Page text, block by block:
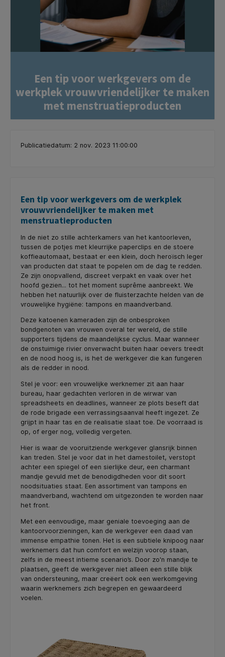
Een tip voor werkgevers om de
werkplek vrouwvriendelijker te maken
met menstruatieproducten
Publicatiedatum: 2 nov. 2023 11:00:00
Een tip voor werkgevers om de werkplek
vrouwvriendelijker te maken met
menstruatieproducten
In de niet zo stille achterkamers van het kantoorleven,
tussen de potjes met kleurrijke paperclips en de stoere
koffieautomaat, bestaat er een klein, doch heroïsch leger
van producten dat staat te popelen om de dag te redden.
Ze zijn onopvallend, discreet verpakt en vaak over het
hoofd gezien... tot het moment suprême aanbreekt. We
hebben het natuurlijk over de fluisterzachte helden van de
vrouwelijke hygiëne: tampons en maandverband.
Deze katoenen kameraden zijn de onbesproken
bondgenoten van vrouwen overal ter wereld, de stille
supporters tijdens de maandelijkse cyclus. Maar wanneer
de onstuimige rivier onverwacht buiten haar oevers treedt
en de nood hoog is, is het de werkgever die kan fungeren
als de redder in nood.
Stel je voor: een vrouwelijke werknemer zit aan haar
bureau, haar gedachten verloren in de wirwar van
spreadsheets en deadlines, wanneer ze plots beseft dat
de rode brigade een verrassingsaanval heeft ingezet. Ze
grijpt in haar tas en de realisatie slaat toe. De voorraad is
op, of erger nog, volledig vergeten.
Hier is waar de vooruitziende werkgever glansrijk binnen
kan treden. Stel je voor dat in het damestoilet, verstopt
achter een spiegel of een sierlijke deur, een charmant
mandje gevuld met de benodigdheden voor dit soort
noodsituaties staat. Een assortiment van tampons en
maandverband, wachtend om uitgezonden te worden naar
het front.
Met een eenvoudige, maar geniale toevoeging aan de
kantoorvoorzieningen, kan de werkgever een daad van
immense empathie tonen. Het is een subtiele knipoog naar
werknemers dat hun comfort en welzijn voorop staan,
zelfs in de meest intieme scenario’s. Door zo'n mandje te
plaatsen, geeft de werkgever niet alleen een stille blijk
van ondersteuning, maar creëert ook een werkomgeving
waarin werknemers zich begrepen en gewaardeerd
voelen.